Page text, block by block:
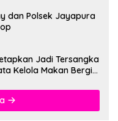
dan Polsek Jayapura
Jadi Tersangka
Kelola Makan Bergizi